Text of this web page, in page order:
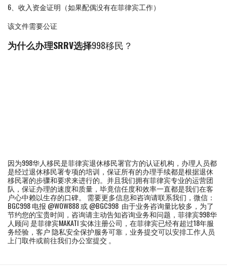
6、收入资金证明（如果配偶没有在菲律宾工作）
该文件需要公证
为什么办理SRRV选择998移民？
因为998华人移民是菲律宾退休移民署官方的认证机构，办理人员都
是经过退休移民署专项的培训，保证所有的办理手续都是根据退休
移民署的步骤和要求来进行的。并且我们拥有菲律宾专业的运营团
队，保证办理的速度和质量，毕竟信任度和效率一直都是我们在客
户心中赖以生存的口碑。 需要更多信息和咨询请联系我们，微信：
BGC998 电报 @WOW888 或 @BGC998 由于业务咨询量比较多，为了
节约您的宝贵时间，咨询请主动告知咨询业务和问题，菲律宾998华
人顾问 是菲律宾MAKATI 实体注册公司，在菲律宾已经有超过18年服
务经验，客户 隐私安全保护服务可靠，业务提交可以安排工作人员
上门取件或前往我们办公室提交 。